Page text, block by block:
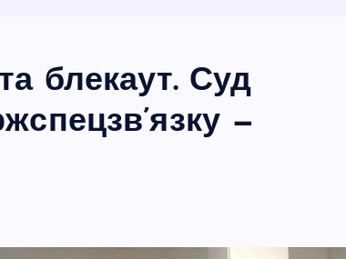
блекаут. Суд
—